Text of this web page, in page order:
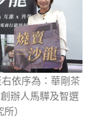
依序為：華剛茶
辦人馬驊及智選
）